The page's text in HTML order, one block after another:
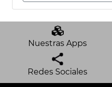
Nuestras Apps
Redes Sociales